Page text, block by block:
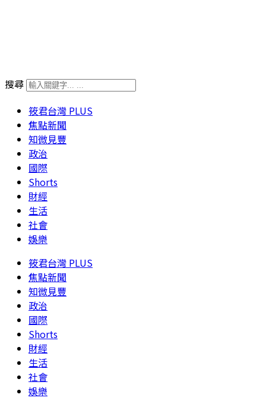
搜尋
筱君台灣 PLUS
焦點新聞
知微見豐
政治
國際
Shorts
財經
生活
社會
娛樂
筱君台灣 PLUS
焦點新聞
知微見豐
政治
國際
Shorts
財經
生活
社會
娛樂